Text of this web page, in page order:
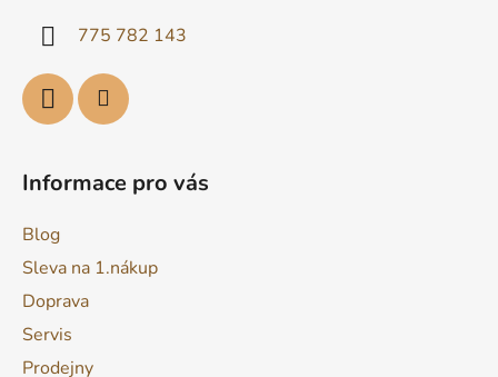
775 782 143
Informace pro vás
Blog
Sleva na 1.nákup
Doprava
Servis
Prodejny